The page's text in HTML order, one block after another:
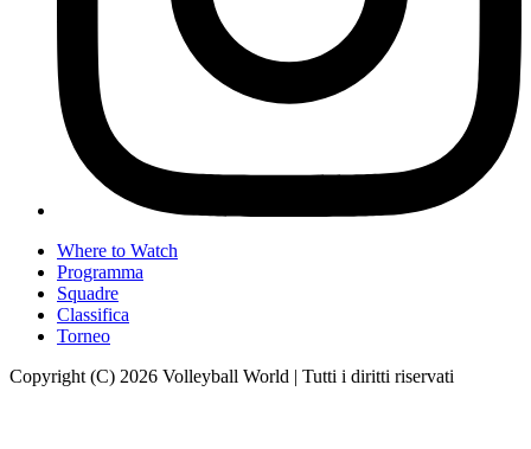
Where to Watch
Programma
Squadre
Classifica
Torneo
Copyright (C) 2026 Volleyball World | Tutti i diritti riservati